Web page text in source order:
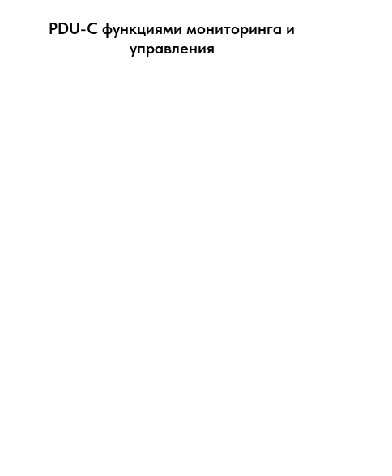
PDU-С функциями мониторинга и
управления